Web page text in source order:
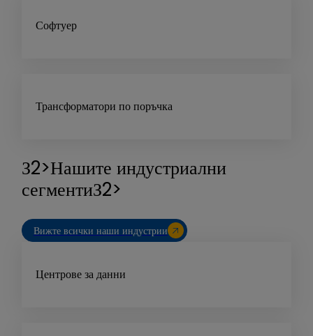
Софтуер
Трансформатори по поръчка
З2>Нашите индустриални
сегментиЗ2>
Вижте всички наши индустрии
Центрове за данни